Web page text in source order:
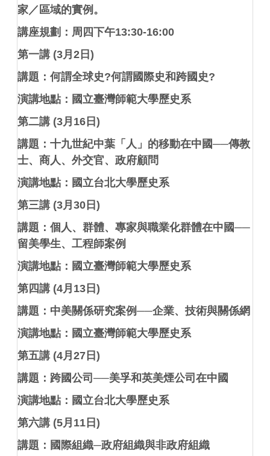
家／區域的實例。
講座規劃：周四下午13:30-16:00
第一講(3月 2日 )
講題：何謂全球史?何謂國際史和跨國史?
演講地點：國立臺灣師範大學歷史系
第二講(3月 16日 )
講題：十九世紀中葉「人」的移動在中國──傳教
士、商人、外交官、政府顧問
演講地點：國立台北大學歷史系
第三講(3月 30日 )
講題：個人、群體、專家與職業化群體在中國──
留美學生、工程師案例
演講地點：國立臺灣師範大學歷史系
第四講(4月 13日 )
講題：中美關係研究案例──企業、技術與關係網
演講地點：國立臺灣師範大學歷史系
第五講(4月 27日 )
講題：跨國公司 ──美孚和英美煙公司在中國
演講地點：國立台北大學歷史系
第六講(5月 11日 )
講題：國際組織─政府組織與非政府組織